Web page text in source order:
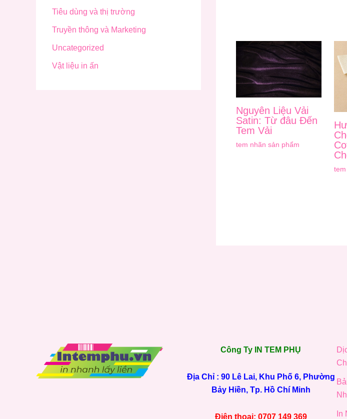
Tiêu dùng và thị trường
Truyền thông và Marketing
Uncategorized
Vật liệu in ấn
Nguyên Liệu Vải
Satin: Từ đâu Đến
Tem Vải
tem nhãn sản phẩm
Công Ty IN TEM PHỤ
Địa Chỉ : 90 Lê Lai, Khu Phố 6, Phường
Bảy Hiền, Tp. Hồ Chí Minh
Điện thoại: 0707 149 369 In